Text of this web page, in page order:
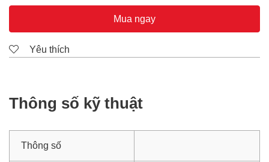
Mua ngay
Yêu thích
Thông số kỹ thuật
Thông số